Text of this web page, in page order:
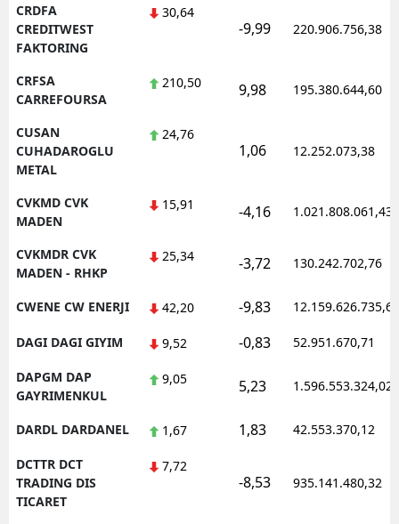
CRDFA
CREDITWEST
FAKTORING
30,64
-9,99 220.906.756,38
CRFSA
CARREFOURSA
210,50 9,98 195.380.644,60
CUSAN
CUHADAROGLU
METAL
24,76
1,06 12.252.073,38
CVKMD CVK
MADEN
15,91 -4,16 1.021.808.061,43
CVKMDR CVK
MADEN - RHKP
25,34 -3,72 130.242.702,76
CWENE CW ENERJI 42,20 -9,83 12.159.626.735,62
DAGI DAGI GIYIM 9,52 -0,83 52.951.670,71
DAPGM DAP
GAYRIMENKUL
9,05 5,23 1.596.553.324,02
DARDL DARDANEL 1,67 1,83 42.553.370,12
DCTTR DCT
TRADING DIS
TICARET
7,72
-8,53 935.141.480,32